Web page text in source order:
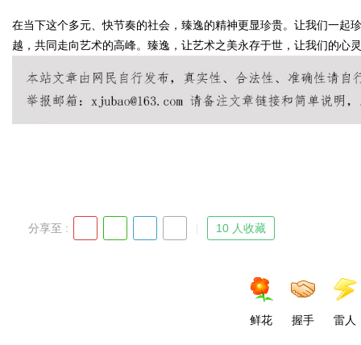
Bo
在当下这个多元、快节奏的社会，臻逸的精神更显珍贵。让我们一起
越，共同走向艺术的高峰。臻逸，让艺术之美永存于世，让我们的心
分享至 : 10 人收藏
鲜花 握手 雷人